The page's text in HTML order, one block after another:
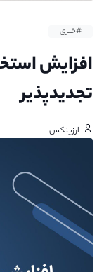
#خبری
افزایش
تجدیدپذیر
ارزینکس